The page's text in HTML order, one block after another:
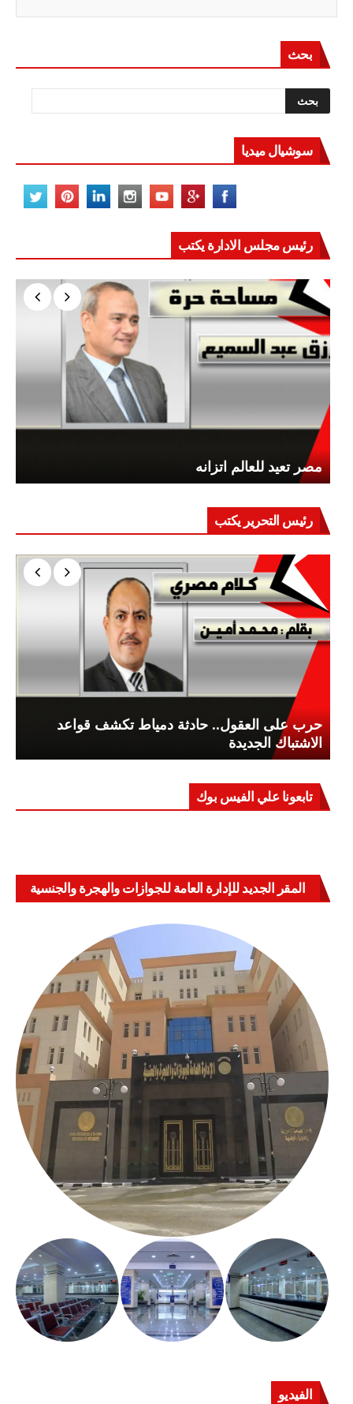
بحث
سوشيال ميديا
رئيس مجلس الادارة يكتب
مصر تعيد للعالم اتزانه
رئيس التحرير يكتب
حرب على العقول.. حادثة دمياط تكشف قواعد
الاشتباك الجديدة
تابعونا علي الفيس بوك
المقر الجديد للإدارة العامة للجوازات والهجرة والجنسية
الفيديو